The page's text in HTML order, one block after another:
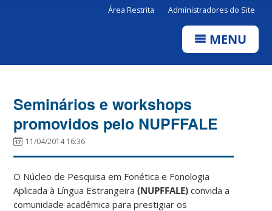
Área Restrita Administradores do Site
MENU
Seminários e workshops
promovidos pelo NUPFFALE
11/04/2014 16:36
O Núcleo de Pesquisa em Fonética e Fonologia
Aplicada à Língua Estrangeira(NUPFFALE) convida a
comunidade acadêmica para prestigiar os